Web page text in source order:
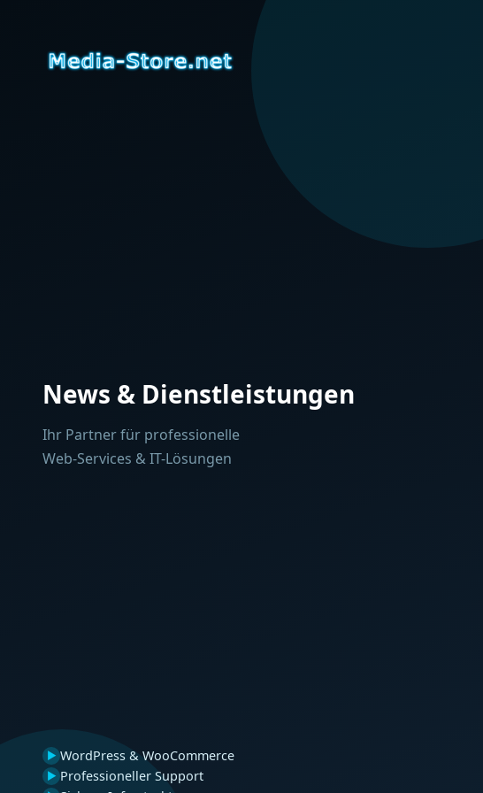
News & Dienstleistungen
Ihr Partner für professionelle
Web-Services & IT-Lösungen
▶ WordPress & WooCommerce
▶ Professioneller Support